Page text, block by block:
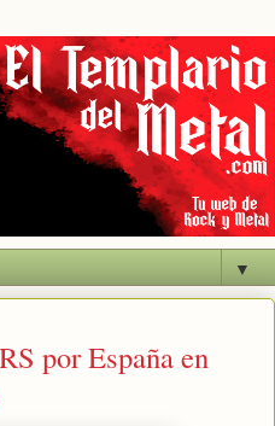
▼
por España en